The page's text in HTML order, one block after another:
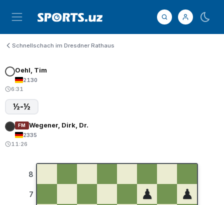
Schnellschach im Dresdner Rathaus
Oehl, Tim
2130
6:31
½-½
FM Wegener, Dirk, Dr.
2335
11:26
8
7 ♟
♟